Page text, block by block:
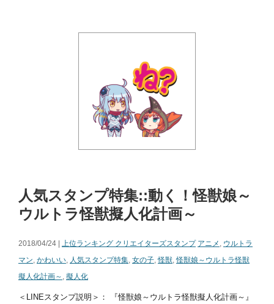
人気スタンプ特集::動く！怪獣娘～
ウルトラ怪獣擬人化計画～
2018/04/24 | 上位ランキング クリエイターズスタンプ アニメ , ウルトラ
マン, かわいい, 人気スタンプ特集, 女の子,怪獣,怪獣娘～ウルトラ怪獣
擬人化計画～ , 擬人化
＜LINEスタンプ説明＞： 『怪獣娘～ウルトラ怪獣擬人化計画～』